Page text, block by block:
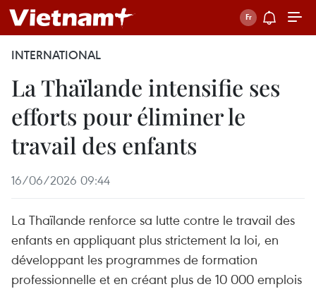
INTERNATIONAL
La Thaïlande intensifie ses
efforts pour éliminer le
travail des enfants
16/06/2026 09:44
La Thaïlande renforce sa lutte contre le travail des
enfants en appliquant plus strictement la loi, en
développant les programmes de formation
professionnelle et en créant plus de 10 000 emplois